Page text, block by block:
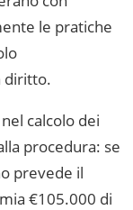
le pratiche
diritto.
calcolo dei
procedura: se
prevede il
€105.000 di